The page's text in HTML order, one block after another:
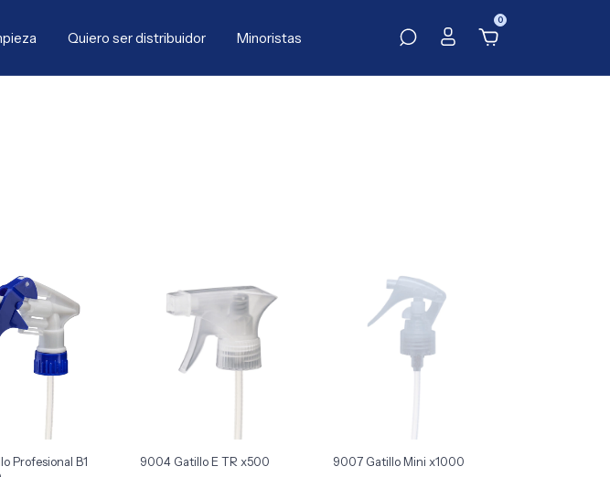
Quiero ser distribuidor Minoristas
0
Profesional B1
9004 Gatillo E TR x500 9007 Gatillo Mini x1000